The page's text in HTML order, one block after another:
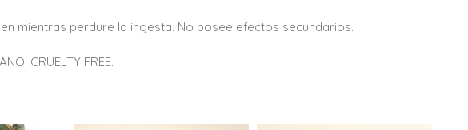
mientras perdure la ingesta. No posee efectos secundarios.
CRUELTY FREE.